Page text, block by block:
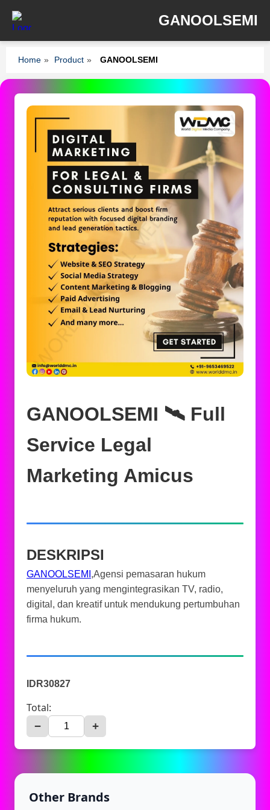
GANOOLSEMI
Home » Product » GANOOLSEMI
GANOOLSEMI 🛰️‍ Full
Service Legal
Marketing Amicus
DESKRIPSI
GANOOLSEMI ,Agensi pemasaran hukum
menyeluruh yang mengintegrasikan TV, radio,
digital, dan kreatif untuk mendukung pertumbuhan
firma hukum.
IDR30827
Total:
− +
Other Brands